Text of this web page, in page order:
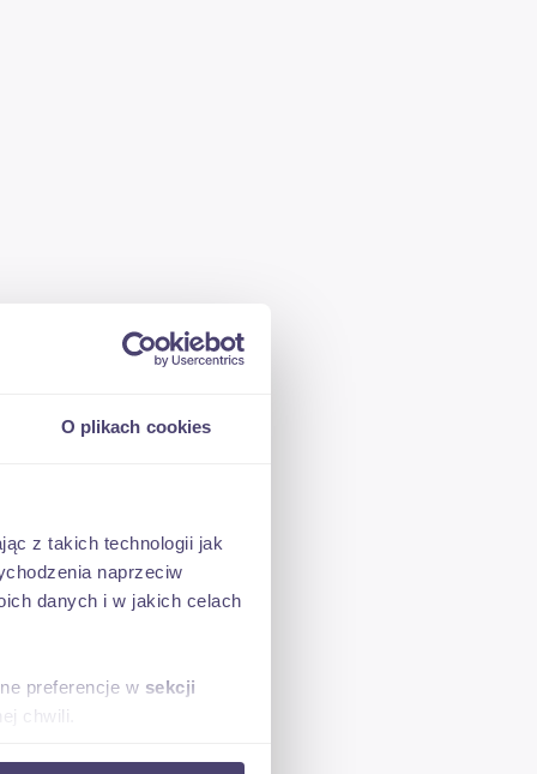
O plikach cookies
z takich technologii jak
naprzeciw
danych i w jakich celach
preferencje w sekcji
chwili.